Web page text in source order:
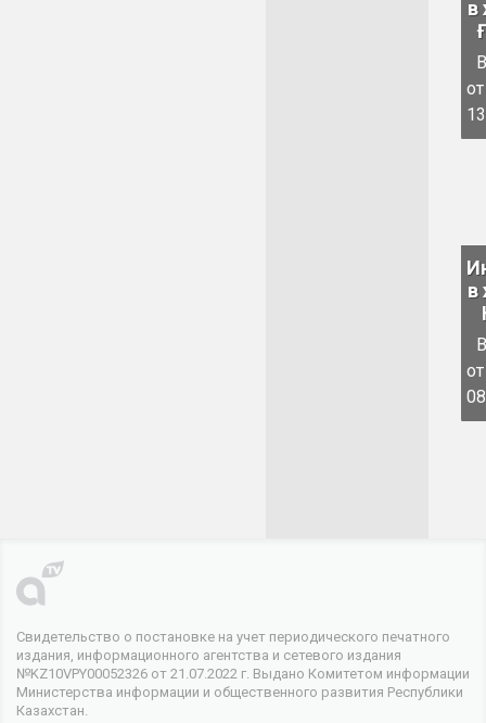
в
в
Свидетельство о постановке на учет периодического печатного
издания, информационного агентства и сетевого издания
№KZ10VPY00052326 от 21.07.2022 г. Выдано Комитетом информации
Министерства информации и общественного развития Республики
Казахстан.